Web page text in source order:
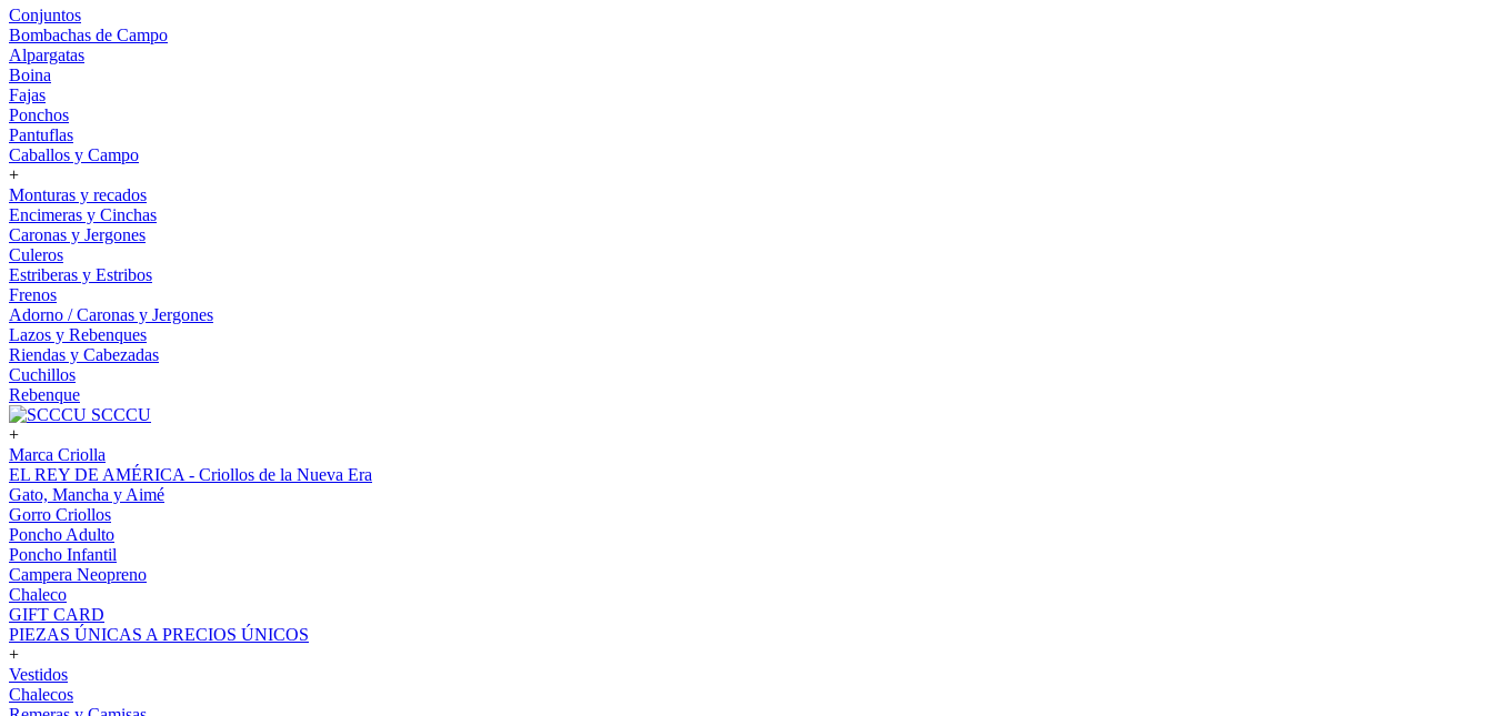
Conjuntos
Bombachas de Campo
Alpargatas
Boina
Fajas
Ponchos
Pantuflas
Caballos y Campo
+
Monturas y recados
Encimeras y Cinchas
Caronas y Jergones
Culeros
Estriberas y Estribos
Frenos
Adorno / Caronas y Jergones
Lazos y Rebenques
Riendas y Cabezadas
Cuchillos
Rebenque
SCCCU
+
Marca Criolla
EL REY DE AMÉRICA - Criollos de la Nueva Era
Gato, Mancha y Aimé
Gorro Criollos
Poncho Adulto
Poncho Infantil
Campera Neopreno
Chaleco
GIFT CARD
PIEZAS ÚNICAS A PRECIOS ÚNICOS
+
Vestidos
Chalecos